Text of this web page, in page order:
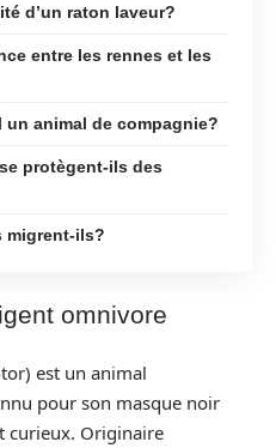
d’un raton laveur?
entre les rennes et les
un animal de compagnie?
protègent-ils des
migrent-ils?
omnivore
est un animal
pour son masque noir
curieux. Originaire